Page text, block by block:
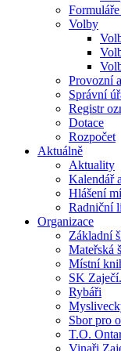
Volby
Provozní
Správní
Registr
Dotace
Rozpočet
Aktuálně
Aktuality
Kalendář
Hlášení
Radniční
Organizace
Základní
Mateřská
Místní
SK
Rybáři
Sbor pro
T.O.
Vinaři